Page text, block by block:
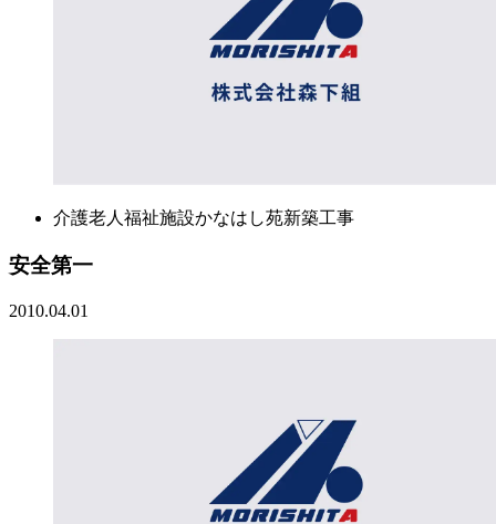
介護老人福祉施設かなはし苑新築工事
安全第一
2010.04.01